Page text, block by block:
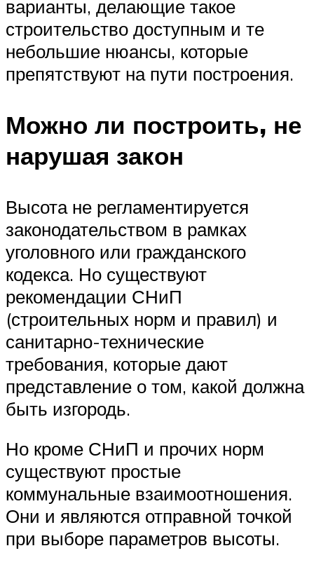
варианты, делающие такое
строительство доступным и те
небольшие нюансы, которые
препятствуют на пути построения.
Можно ли построить, не
нарушая закон
Высота не регламентируется
законодательством в рамках
уголовного или гражданского
кодекса. Но существуют
рекомендации СНиП
(строительных норм и правил) и
санитарно-технические
требования, которые дают
представление о том, какой должна
быть изгородь.
Но кроме СНиП и прочих норм
существуют простые
коммунальные взаимоотношения.
Они и являются отправной точкой
при выборе параметров высоты.